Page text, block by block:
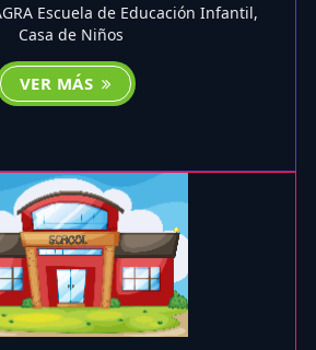
Escuela de Educación Infantil,
Casa de Niños
VER MÁS